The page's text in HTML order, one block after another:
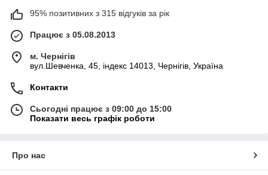
навіть професіоналам не завжди вдається досягти бажаного
результату, адже чим темніше волосся, тим важче
відбувається зміна кольору.
На даний момент на ринку засоби для освітлення волосся
доступні у наступних формах:
· порошок;
· крем-фарба.
що містять аміак, так і товари без нього. Перші є доволі
95% позитивних з 315 відгуків за рік
Працює з 05.08.2013
м. Чернігів
вул.Шевченка, 45, індекс 14013, Чернігів, Україна
Контакти
Сьогодні працює з 09:00 до 15:00
Показати весь графік роботи
Про нас